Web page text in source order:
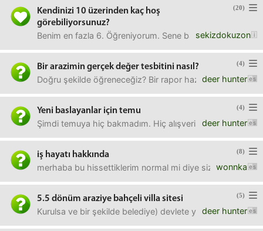
(20)
Kendinizi 10 üzerinden kaç hoş
görebiliyorsunuz?
sekizdokuzon
Benim en fazla 6. Öğreniyorum. Sene başında 2-3
(4)
Bir arazimin gerçek değer tesbitini nasıl?
deer hunter
Doğru şekilde öğreneceğiz? Bir rapor hazirladi emlakçı.
(4)
Yeni baslayanlar için temu
deer hunter
Şimdi temuya hiç bakmadım. Hiç alışveriş yapmadım.
(8)
iş hayatı hakkında
wonnka
merhaba bu hissettiklerim normal mi diye size de sormak
(5)
5.5 dönüm araziye bahçeli villa sitesi
deer hunter
Kurulsa ve bir şekilde belediye) devlete yeşil alan yol